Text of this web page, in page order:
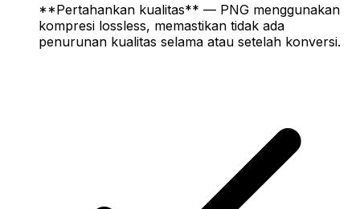
**Pertahankan kualitas** — PNG menggunakan
kompresi lossless, memastikan tidak ada
penurunan kualitas selama atau setelah konversi.